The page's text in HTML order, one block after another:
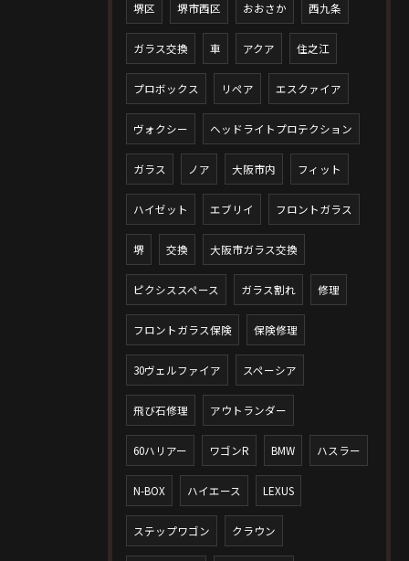
堺区 堺市西区 おおさか 西九条
ガラス交換 車 アクア 住之江
プロボックス リペア エスクァイア
ヴォクシー ヘッドライトプロテクション
ガラス ノア 大阪市内 フィット
ハイゼット エブリイ フロントガラス
堺 交換 大阪市ガラス交換
ピクシススペース ガラス割れ 修理
フロントガラス保険 保険修理
30ヴェルファイア スペーシア
飛び石修理 アウトランダー
60ハリアー ワゴンR BMW ハスラー
N-BOX ハイエース LEXUS
ステップワゴン クラウン